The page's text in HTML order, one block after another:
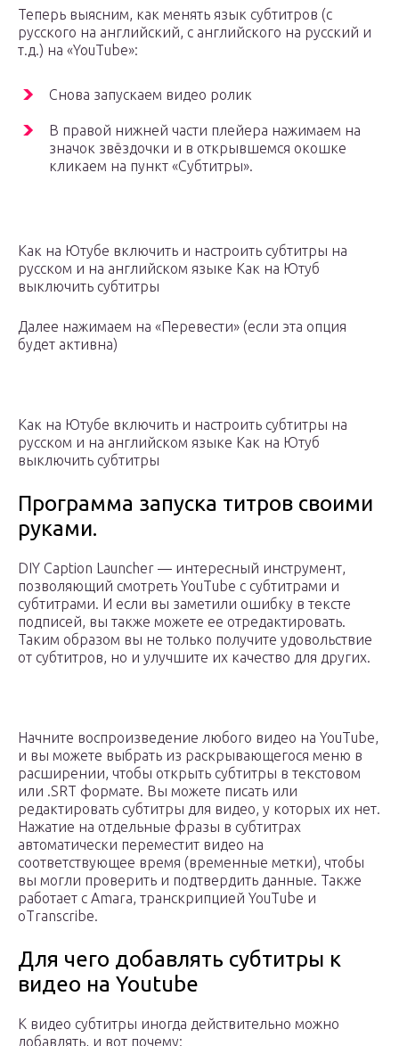
Теперь выясним, как менять язык субтитров (с
русского на английский, с английского на русский и
т.д.) на «YouTube»:
Снова запускаем видео ролик
В правой нижней части плейера нажимаем на
значок звёздочки и в открывшемся окошке
кликаем на пункт «Субтитры».
Как на Ютубе включить и настроить субтитры на
русском и на английском языке Как на Ютуб
выключить субтитры
Далее нажимаем на «Перевести» (если эта опция
будет активна)
Как на Ютубе включить и настроить субтитры на
русском и на английском языке Как на Ютуб
выключить субтитры
Программа запуска титров своими
руками.
DIY Caption Launcher — интересный инструмент,
позволяющий смотреть YouTube с субтитрами и
субтитрами. И если вы заметили ошибку в тексте
подписей, вы также можете ее отредактировать.
Таким образом вы не только получите удовольствие
от субтитров, но и улучшите их качество для других.
Начните воспроизведение любого видео на YouTube,
и вы можете выбрать из раскрывающегося меню в
расширении, чтобы открыть субтитры в текстовом
или .SRT формате. Вы можете писать или
редактировать субтитры для видео, у которых их нет.
Нажатие на отдельные фразы в субтитрах
автоматически переместит видео на
соответствующее время (временные метки), чтобы
вы могли проверить и подтвердить данные. Также
работает с Amara, транскрипцией YouTube и
oTranscribe.
Для чего добавлять субтитры к
видео на Youtube
К видео субтитры иногда действительно можно
добавлять, и вот почему: